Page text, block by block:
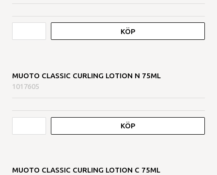
KÖP
MUOTO CLASSIC CURLING LOTION N 75ML
1017605
KÖP
MUOTO CLASSIC CURLING LOTION C 75ML